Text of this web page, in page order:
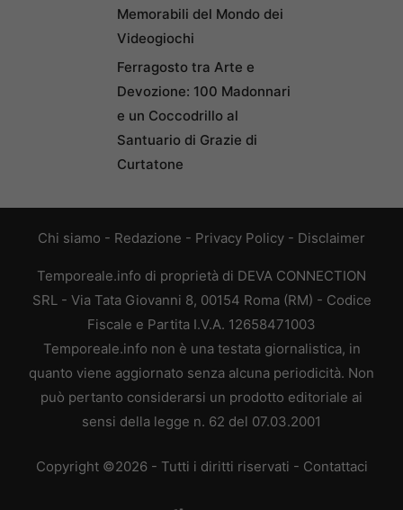
Memorabili del Mondo dei
Videogiochi
Ferragosto tra Arte e
Devozione: 100 Madonnari
e un Coccodrillo al
Santuario di Grazie di
Curtatone
Chi siamo - Redazione - Privacy Policy - Disclaimer
Temporeale.info di proprietà di DEVA CONNECTION
SRL - Via Tata Giovanni 8, 00154 Roma (RM) - Codice
Fiscale e Partita I.V.A. 12658471003
Temporeale.info non è una testata giornalistica, in
quanto viene aggiornato senza alcuna periodicità. Non
può pertanto considerarsi un prodotto editoriale ai
sensi della legge n. 62 del 07.03.2001
Copyright ©2026 - Tutti i diritti riservati - Contattaci